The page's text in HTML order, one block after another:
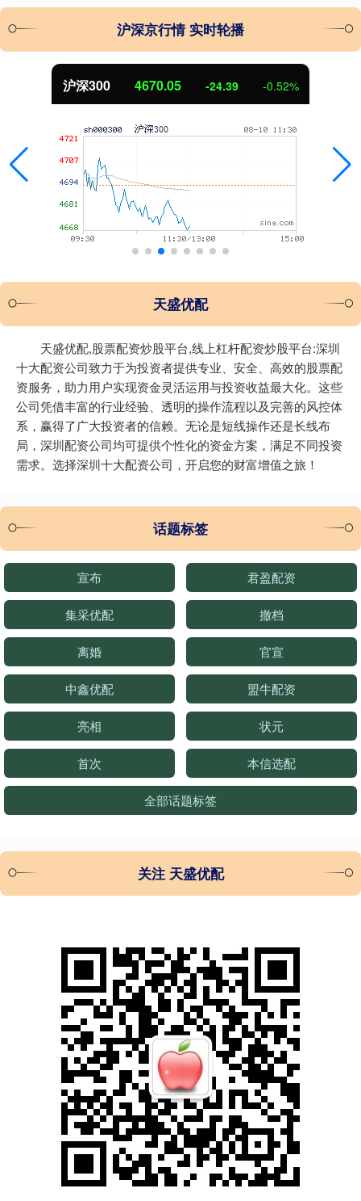
沪深京行情 实时轮播
北证50 1125.45 -8.79
天盛优配
天盛优配,股票配资炒股平台,线上杠杆配资炒股平台:深圳
十大配资公司致力于为投资者提供专业、安全、高效的股票配
资服务，助力用户实现资金灵活运用与投资收益最大化。这些
公司凭借丰富的行业经验、透明的操作流程以及完善的风控体
系，赢得了广大投资者的信赖。无论是短线操作还是长线布
局，深圳配资公司均可提供个性化的资金方案，满足不同投资
需求。选择深圳十大配资公司，开启您的财富增值之旅！
话题标签
宣布 君盈配资
集采优配 撤档
离婚 官宣
中鑫优配 盟牛配资
亮相 状元
首次 本信选配
全部话题标签
关注 天盛优配